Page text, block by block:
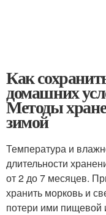
Как
домашних
Методы
зимой
Температура и
длительности
от 2 до 7 месяцев.
хранить морковь и
потери ими пищевой